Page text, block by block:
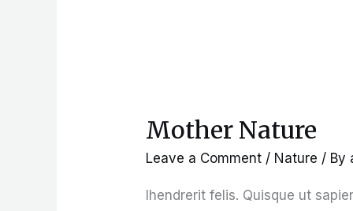
Mother Nature
Leave a Comment / Nature / By
Ihendrerit felis. Quisque ut
Mother
Nature